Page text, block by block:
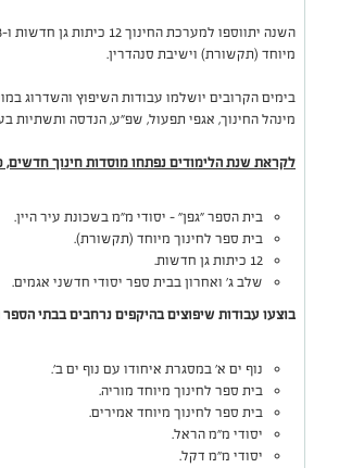
מיוחד (תקשורת) וישיבת סנהדרין.
בימים הקרובים יושלמו עבודות השיפוץ והשדרוג
מינהל החינוך, אגפי תפעול, שפ"ע, הנדסה ותשתיות
לקראת שנת הלימודים נפתחו מוסדות חינוך חדשים,
בית הספר "גפן" - יסודי מ"מ בשכונת עיר היין.
בית ספר לחינוך מיוחד (תקשורת).
12 כיתות גן חדשות.
שלב ג' ואחרון בבית ספר יסודי חדשני אגמים.
בוצעו עבודות שיפוצים בהיקפים נרחבים בבתי
נוף ים א' במסגרת איחודו עם נוף ים ב'.
בית ספר לחינוך מיוחד מוריה.
בית ספר לחינוך מיוחד אמירים.
יסודי מ"מ הראל.
יסודי מ"מ דקל.